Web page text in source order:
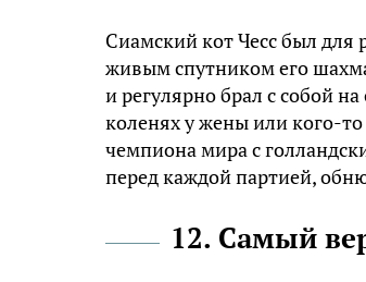
Сиамский кот Чесс был для
живым спутником его
и регулярно брал с собой
коленях у жены или кого-
чемпиона мира с
перед каждой партией,
12. Самый